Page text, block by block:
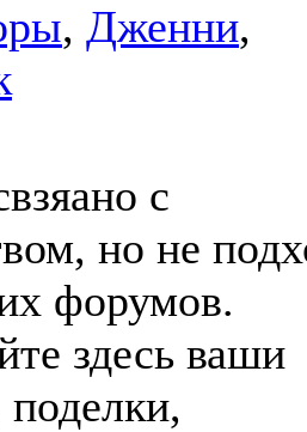
, Дженни,
с
но не
форумов.
здесь ваши